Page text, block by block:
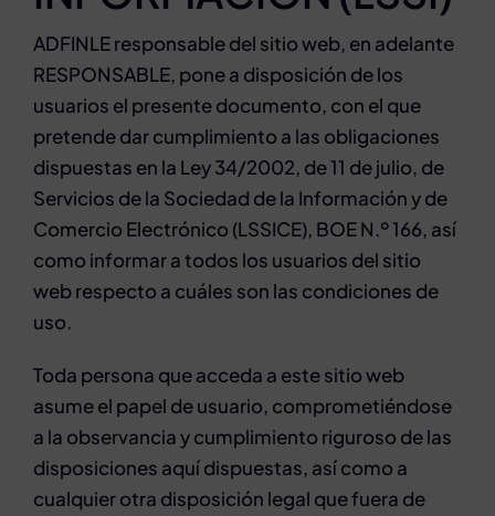
ADFINLE responsable del sitio web, en adelante
RESPONSABLE, pone a disposición de los
usuarios el presente documento, con el que
pretende dar cumplimiento a las obligaciones
dispuestas en la Ley 34/2002, de 11 de julio, de
Servicios de la Sociedad de la Información y de
Comercio Electrónico (LSSICE), BOE N.º 166, así
como informar a todos los usuarios del sitio
web respecto a cuáles son las condiciones de
uso.
Toda persona que acceda a este sitio web
asume el papel de usuario, comprometiéndose
a la observancia y cumplimiento riguroso de las
disposiciones aquí dispuestas, así como a
cualquier otra disposición legal que fuera de